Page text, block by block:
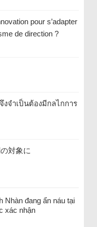
pour s’adapter
de direction ?
งจำเป็นต้องมีกลไกการ
対象に
Nhàn đang ẩn náu tại
xác nhận